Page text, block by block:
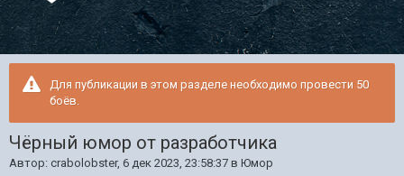
Для публикации в этом разделе необходимо провести 50
боёв.
Чёрный юмор от разработчика
Автор: crabolobster, 6 дек 2023, 23:58:37 в Юмор